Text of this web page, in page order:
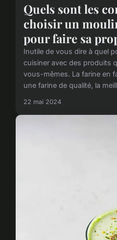
Quels sont les
choisir un
pour faire sa
Inutile de vous dire à quel
cuisiner avec des produits
vous-mêmes. La farine en
une farine de qualité, la
22 mai 2024